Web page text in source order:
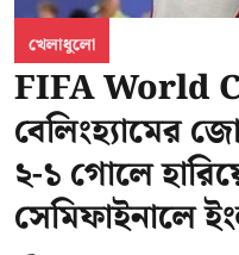
খেলাধুলো
FIFA World
বেলিংহ্যামের
২-১ গোলে
সেমিফাইনালে